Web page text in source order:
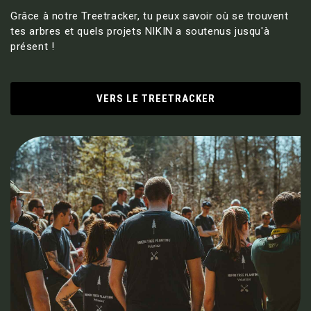
Grâce à notre Treetracker, tu peux savoir où se trouvent
tes arbres et quels projets NIKIN a soutenus jusqu'à
présent !
VERS LE TREETRACKER